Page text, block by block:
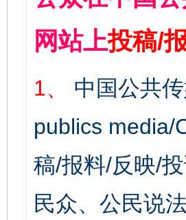
网站上投稿/
1、
中国公共
publics media/
稿/报料/反映/
民众、公民说